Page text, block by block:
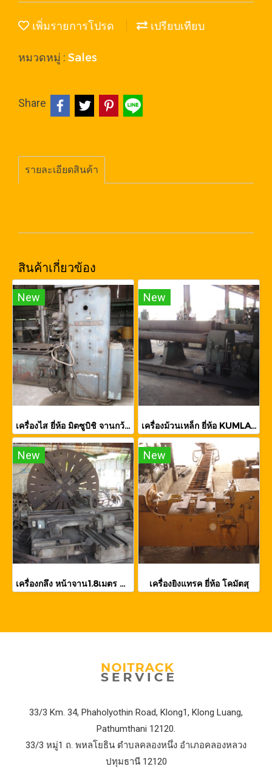
เพิ่มรายการโปรด เปรียบเทียบ
หมวดหมู่ : Sales
Share
รายละเอียดสินค้า
สินค้าเกี่ยวข้อง
New
เครื่องไส ยี่ห้อ มิตซูบิชิ จานกว้าง 0.6เมตร *ยาว1.9เมตร
New
เครื่องม้วนเหล็ก ยี่ห้อ KUMLA, Sweden
New
เครื่องกลึง หน้าจาน1.8เมตร 4จับ
New
เครื่องยิงแทรค ยี่ห้อ โคมัตสุ
33/3 Km. 34, Phaholyothin Road, Klong1, Klong Luang,
Pathumthani 12120.
33/3 หมู่1 ถ. พหลโยธิน ตำบลคลองหนึ่ง อำเภอคลองหลวง
ปทุมธานี 12120